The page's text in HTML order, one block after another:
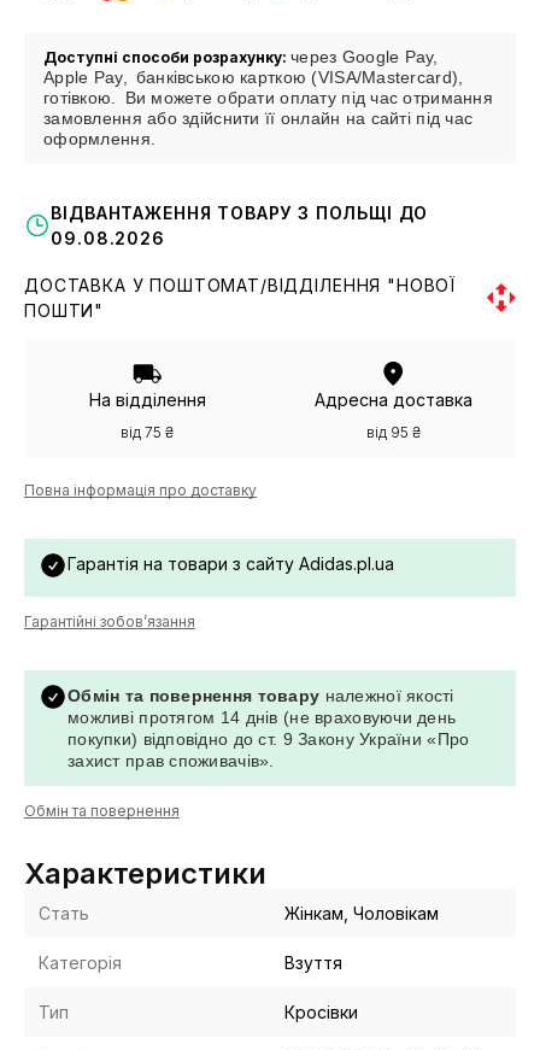
Доступні способи розрахунку: через Google Pay,
Apple Pay,
банківською карткою (VISA/Mastercard),
готівкою.
Ви можете обрати оплату під час отримання
замовлення або здійснити її онлайн на сайті під час
оформлення.
ВІДВАНТАЖЕННЯ ТОВАРУ З ПОЛЬЩІ ДО
09.08.2026
ДОСТАВКА У ПОШТОМАТ/ВІДДІЛЕННЯ "НОВОЇ
ПОШТИ"
На відділення
від 75 ₴
Адресна доставка
від 95 ₴
Повна інформація про доставку
Гарантія на товари з сайту Adidas.pl.ua
Гарантійні зобов’язання
Обмін та повернення товару належної якості
можливі протягом 14 днів (не враховуючи день
покупки) відповідно до ст. 9 Закону України «Про
захист прав споживачів».
Обмін та повернення
Характеристики
Стать Жінкам, Чоловікам
Категорія Взуття
Тип Кросівки